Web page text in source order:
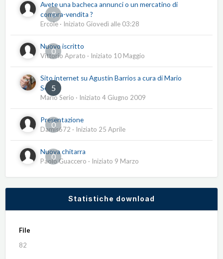
0
Avete una bacheca annunci o un mercatino di
compra-vendita ?
Ercole · Iniziato Giovedì alle 03:28
0
Nuovo iscritto
Vittorio Aprato · Iniziato 10 Maggio
5
Sito internet su Agustín Barrios a cura di Mario
Serio
Mario Serio · Iniziato 4 Giugno 2009
0
Presentazione
Damis672 · Iniziato 25 Aprile
0
Nuova chitarra
Paolo Guaccero · Iniziato 9 Marzo
Statistiche download
File
82